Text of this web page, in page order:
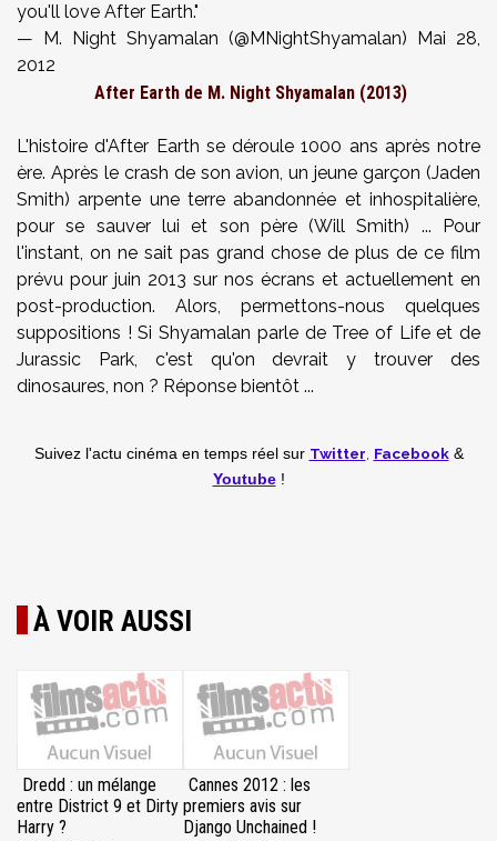
you'll love After Earth."
— M. Night Shyamalan (@MNightShyamalan) Mai 28,
2012
After Earth de M. Night Shyamalan (2013)
L'histoire d'After Earth se déroule 1000 ans après notre
ère. Après le crash de son avion, un jeune garçon (Jaden
Smith) arpente une terre abandonnée et inhospitalière,
pour se sauver lui et son père (Will Smith) ... Pour
l'instant, on ne sait pas grand chose de plus de ce film
prévu pour juin 2013 sur nos écrans et actuellement en
post-production. Alors, permettons-nous quelques
suppositions ! Si Shyamalan parle de Tree of Life et de
Jurassic Park, c'est qu'on devrait y trouver des
dinosaures, non ? Réponse bientôt ...
Suivez l'actu cinéma en temps réel sur Twitter Facebook&
Youtube!
À VOIR AUSSI
Dredd : un mélange
entre District 9 et Dirty
Harry ?
Cannes 2012 : les
premiers avis sur
Django Unchained !